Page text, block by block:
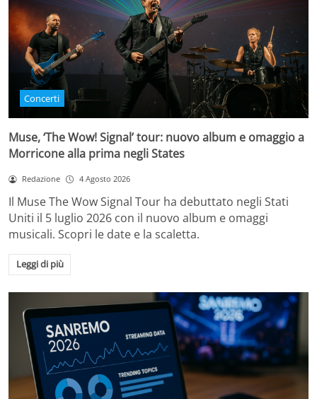
Concerti
Muse, ‘The Wow! Signal’ tour: nuovo album e omaggio a
Morricone alla prima negli States
Redazione 4 Agosto 2026
Il Muse The Wow Signal Tour ha debuttato negli Stati
Uniti il 5 luglio 2026 con il nuovo album e omaggi
musicali. Scopri le date e la scaletta.
Leggi di più